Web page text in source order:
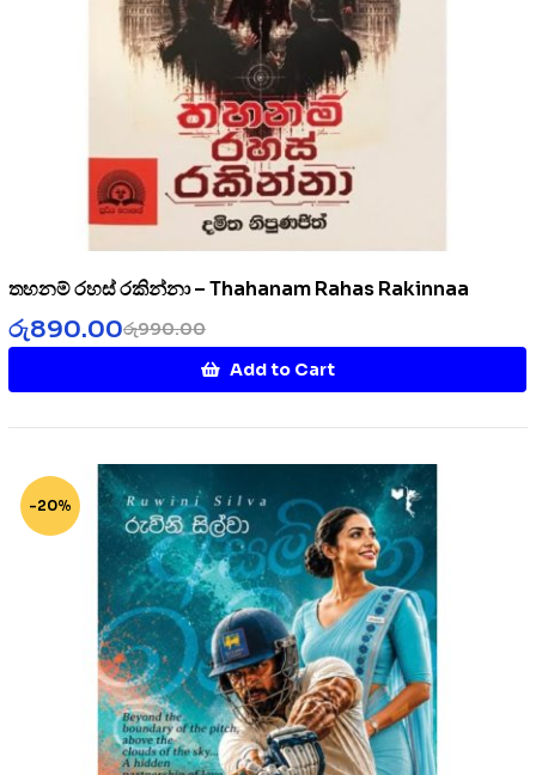
තහනම් රහස් රකින්නා – Thahanam Rahas Rakinnaa
රු990.00
රු890.00
Add to Cart
-20%